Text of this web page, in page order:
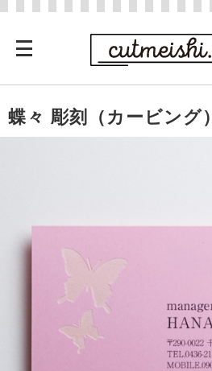
蝶々 彫刻（カービング）